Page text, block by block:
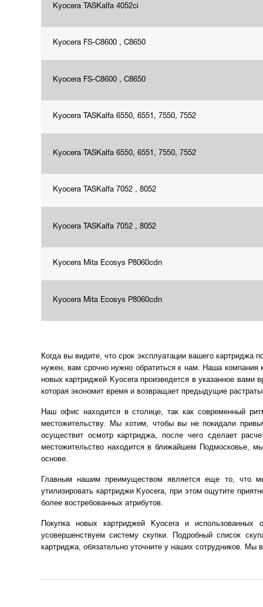
Kyocera TASKalfa 4052ci
Kyocera FS-C8600 , C8650
Kyocera FS-C8600 , C8650
Kyocera TASKalfa 6550, 6551, 7550, 7552
Kyocera TASKalfa 6550, 6551, 7550, 7552
Kyocera TASKalfa 7052 , 8052
Kyocera TASKalfa 7052 , 8052
Kyocera Mita Ecosys P8060cdn
Kyocera Mita Ecosys P8060cdn
Когда вы видите, что срок эксплуатации вашего картриджа
нужен, вам срочно нужно обратиться к нам. Наша компания
новых картриджей Kyocera произведется в указанное
которая экономит время и возвращает предыдущие
Наш офис находится в столице, так как современный
местожительству. Мы хотим, чтобы вы не покидали
осуществит осмотр картриджа, после чего сделает
местожительство находится в ближайшем Подмосковье,
основе.
Главным нашим преимуществом является еще то, что
утилизировать картриджи Kyocera, при этом ощутите
более востребованных атрибутов.
Покупка новых картриджей Kyocera и
усовершенствуем систему скупки. Подробный список
картриджа, обязательно уточните у наших сотрудников. Мы